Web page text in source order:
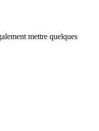
mettre quelques